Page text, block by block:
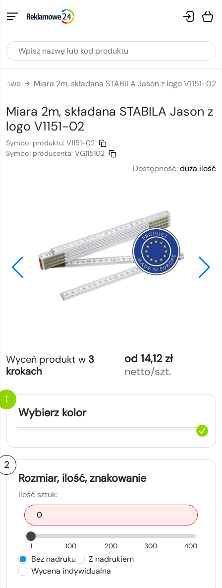
→ Miara 2m, składana STABILA Jason z logo V1151-02
Miara 2m, składana STABILA Jason z
logo V1151-02
Symbol produktu: V1151-02
Symbol producenta: VG115102
Dostępność:duża ilość
Wyceń produkt w 3
krokach
od 14,12 zł
netto/szt.
1
Wybierz kolor
2
Rozmiar, ilość, znakowanie
Ilość sztuk:
1 100 200 300 400
Bez nadruku
Z nadrukiem
Wycena indywidualna